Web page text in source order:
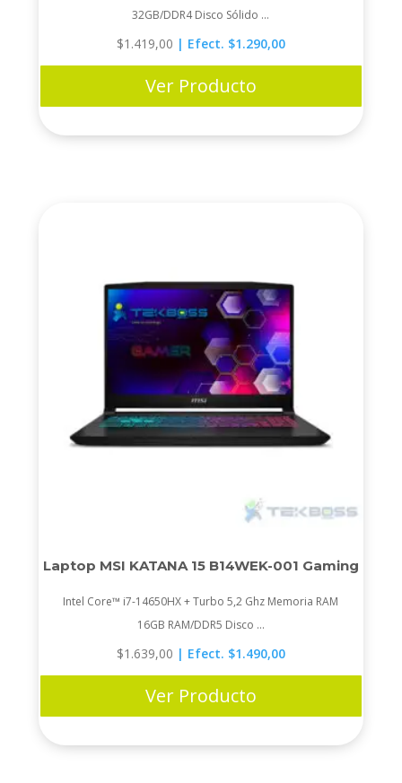
32GB/DDR4 Disco Sólido ...
$1.419,00 | Efect. $1.290,00
Ver Producto
Laptop MSI KATANA 15 B14WEK-001 Gaming
Intel Core™ i7-14650HX + Turbo 5,2 Ghz Memoria RAM
16GB RAM/DDR5 Disco ...
$1.639,00 | Efect. $1.490,00
Ver Producto